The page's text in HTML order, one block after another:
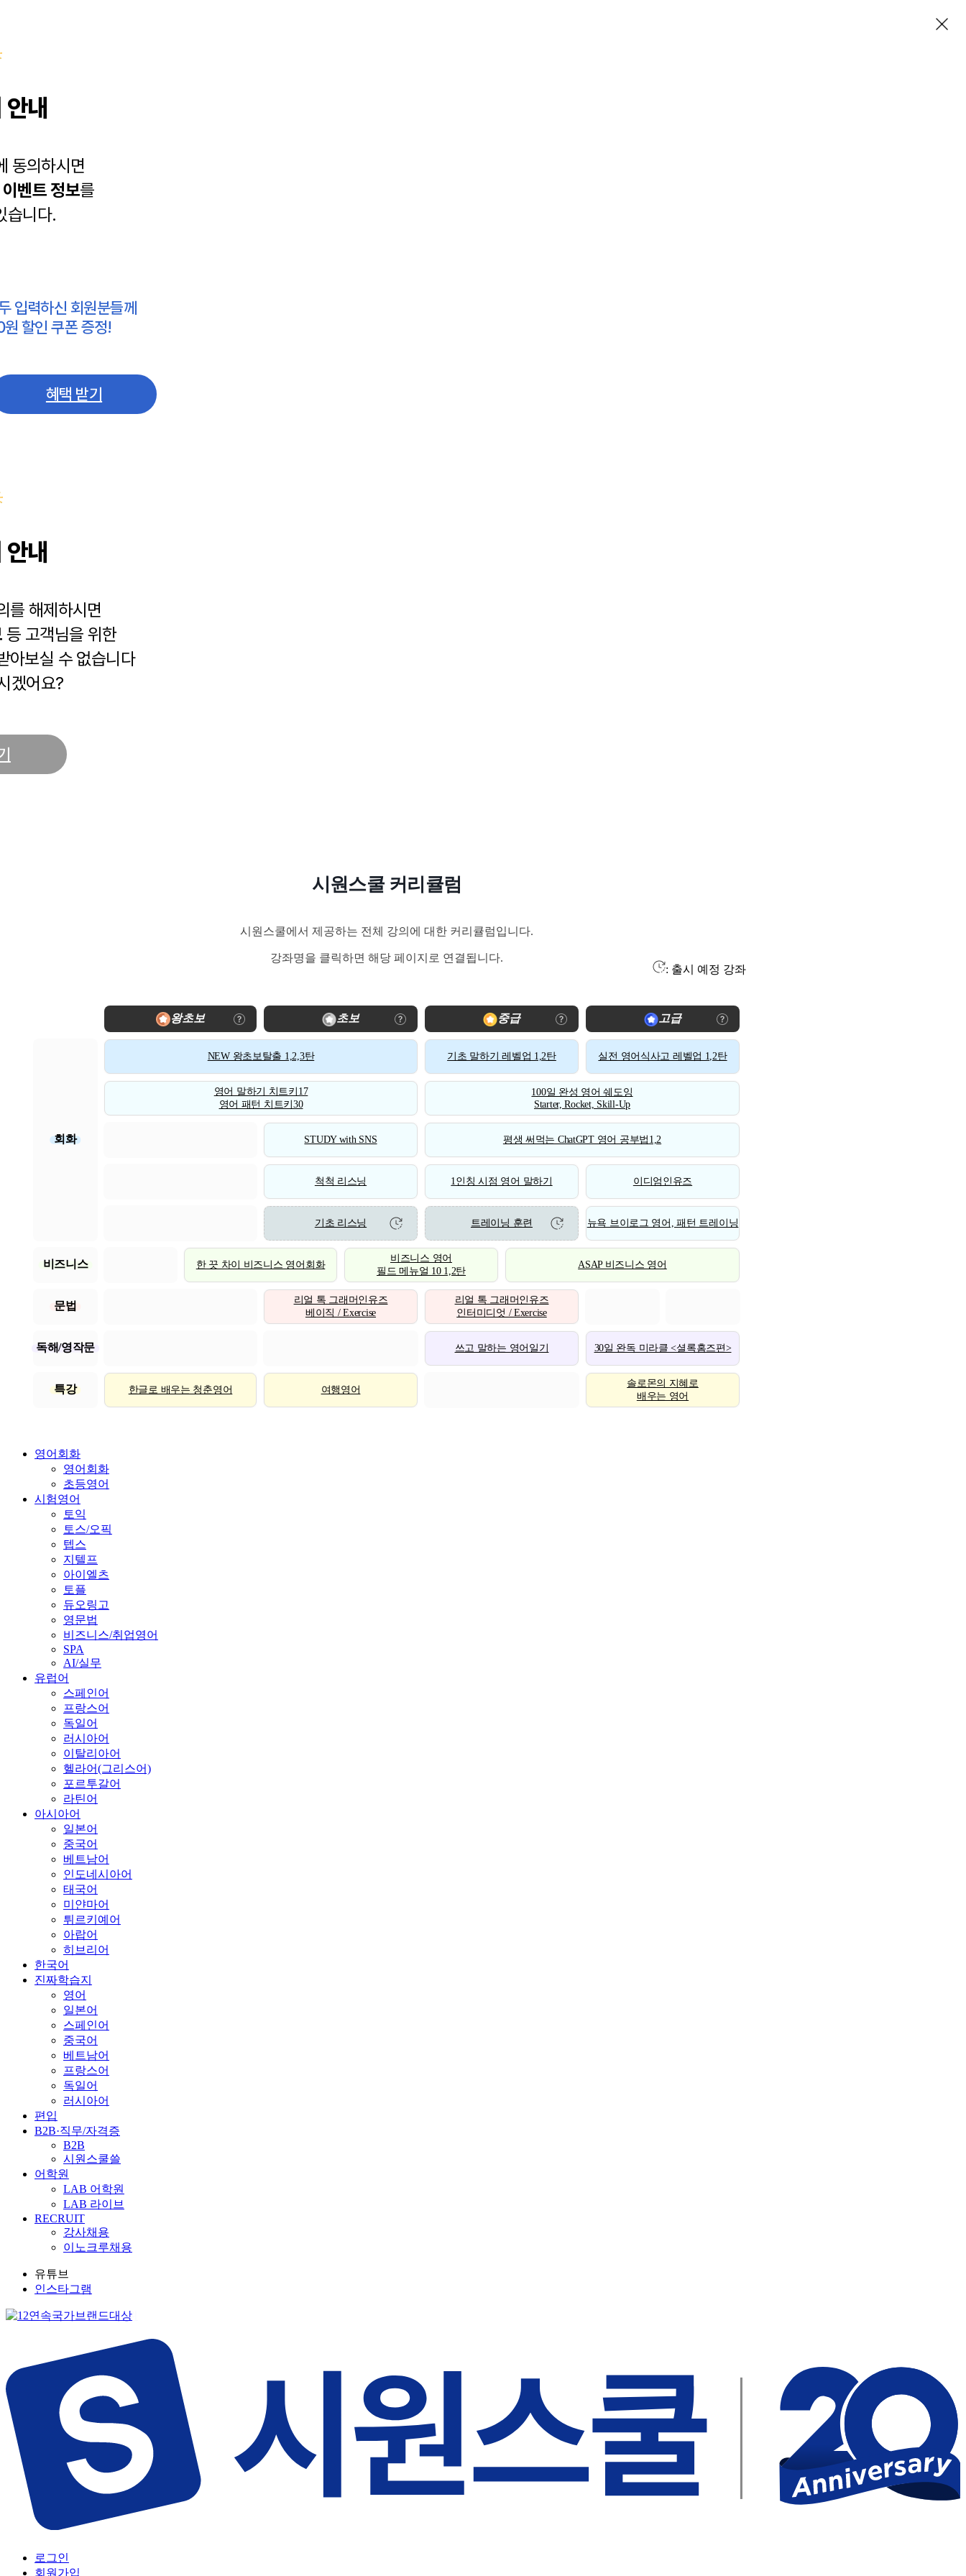
내
동의하시면
이벤트 정보를
습니다.
입력하신 회원분들께
할인 쿠폰 증정!
혜택 받기
내
를 해제하시면
등 고객님을 위한
아보실 수 없습니다
겠어요?
시원스쿨 커리큘럼
시원스쿨에서 제공하는 전체 강의에 대한 커리큘럼입니다.
강좌명을 클릭하면 해당 페이지로 연결됩니다.
: 출시 예정 강좌
왕초보 초보 중급 고급
회화
NEW 왕초보탈출 1,2,3탄 기초 말하기 레벨업 1,2탄 실전 영어식사고 레벨업 1,2탄
영어 말하기 치트키17
영어 패턴 치트키30
100일 완성 영어 쉐도잉
Starter, Rocket, Skill-Up
STUDY with SNS 평생 써먹는 ChatGPT 영어 공부법1,2
척척 리스닝 1인칭 시점 영어 말하기 이디엄인유즈
기초 리스닝 트레이닝 훈련 뉴욕 브이로그 영어, 패턴 트레이닝
비즈니스 한 끗 차이 비즈니스 영어회화
비즈니스 영어
필드 메뉴얼 10 1,2탄
ASAP 비즈니스 영어
문법
리얼 톡 그래머인유즈
베이직 / Exercise
리얼 톡 그래머인유즈
인터미디엇 / Exercise
독해/영작문 쓰고 말하는 영어일기 30일 완독 미라클 <셜록홈즈편>
특강 한글로 배우는 청춘영어 여행영어
솔로몬의 지혜로
배우는 영어
영어회화
영어회화
초등영어
시험영어
토익
토스/오픽
텝스
지텔프
아이엘츠
토플
듀오링고
영문법
비즈니스/취업영어
SPA
AI/실무
유럽어
스페인어
프랑스어
독일어
러시아어
이탈리아어
헬라어(그리스어)
포르투갈어
라틴어
아시아어
일본어
중국어
베트남어
인도네시아어
태국어
미얀마어
튀르키예어
아랍어
히브리어
한국어
진짜학습지
영어
일본어
스페인어
중국어
베트남어
프랑스어
독일어
러시아어
편입
B2B·직무/자격증
B2B
시원스쿨쓸
어학원
LAB 어학원
LAB 라이브
RECRUIT
강사채용
이노크루채용
유튜브
인스타그램
로그인
회원가입